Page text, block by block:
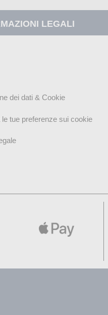
LEGALI
dei dati & Cookie
le tue preferenze sui cookie